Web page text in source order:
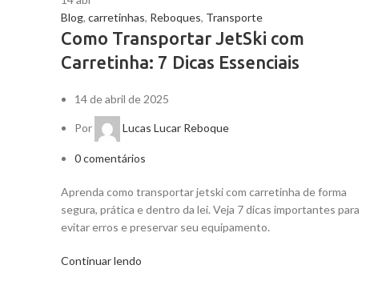
Blog, carretinhas, Reboques, Transporte
Como Transportar JetSki com
Carretinha: 7 Dicas Essenciais
14 de abril de 2025
Por Lucas Lucar Reboque
0comentários
Aprenda como transportar jetski com carretinha de forma
segura, prática e dentro da lei. Veja 7 dicas importantes para
evitar erros e preservar seu equipamento.
Continuar lendo